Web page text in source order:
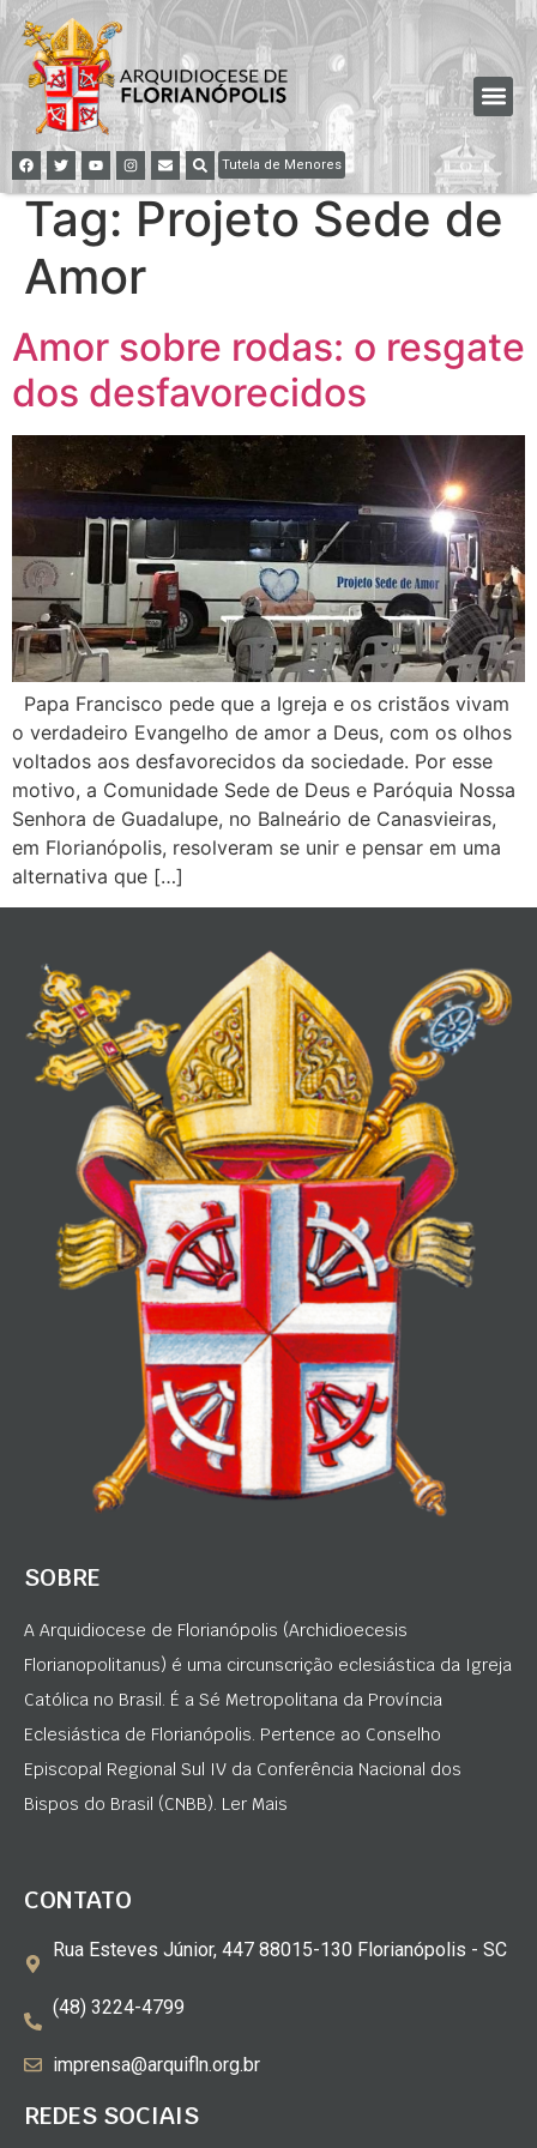
Tutela de Menores
Tag: Projeto Sede de
Amor
Amor sobre rodas: o resgate
dos desfavorecidos
Papa Francisco pede que a Igreja e os cristãos vivam
o verdadeiro Evangelho de amor a Deus, com os olhos
voltados aos desfavorecidos da sociedade. Por esse
motivo, a Comunidade Sede de Deus e Paróquia Nossa
Senhora de Guadalupe, no Balneário de Canasvieiras,
em Florianópolis, resolveram se unir e pensar em uma
alternativa que […]
SOBRE
A Arquidiocese de Florianópolis (Archidioecesis
Florianopolitanus) é uma circunscrição eclesiástica da Igreja
Católica no Brasil. É a Sé Metropolitana da Província
Eclesiástica de Florianópolis. Pertence ao Conselho
Episcopal Regional Sul IV da Conferência Nacional dos
Bispos do Brasil (CNBB). Ler Mais
CONTATO
Rua Esteves Júnior, 447 88015-130 Florianópolis - SC
(48) 3224-4799
imprensa@arquifln.org.br
REDES SOCIAIS